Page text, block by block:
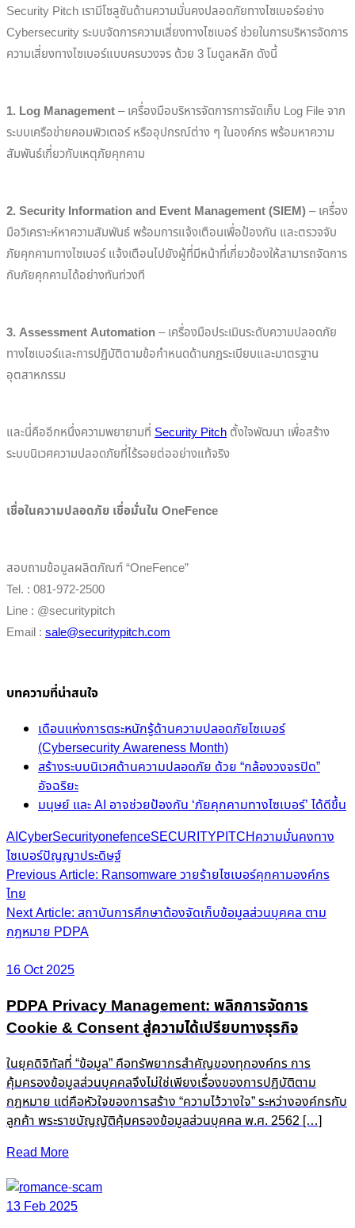
Security Pitch เรามีโซลูชันด้านความมั่นคงปลอดภัยทางไซเบอร์อย่าง
Cybersecurity ระบบจัดการความเสี่ยงทางไซเบอร์ ช่วยในการบริหารจัดการ
ความเสี่ยงทางไซเบอร์แบบครบวงจร ด้วย 3 โมดูลหลัก ดังนี้
1. Log Management– เครื่องมือบริหารจัดการการจัดเก็บ Log File จาก
ระบบเครือข่ายคอมพิวเตอร์ หรืออุปกรณ์ต่าง ๆ ในองค์กร พร้อมหาความ
สัมพันธ์เกี่ยวกับเหตุภัยคุกคาม
2. Security Information and Event Management (SIEM)– เครื่อง
มือวิเคราะห์หาความสัมพันธ์ พร้อมการแจ้งเตือนเพื่อป้องกัน และตรวจจับ
ภัยคุกคามทางไซเบอร์ แจ้งเตือนไปยังผู้ที่มีหน้าที่เกี่ยวข้องให้สามารถจัดการ
กับภัยคุกคามได้อย่างทันท่วงที
3. Assessment Automation– เครื่องมือประเมินระดับความปลอดภัย
ทางไซเบอร์และการปฏิบัติตามข้อกำหนดด้านกฎระเบียบและมาตรฐาน
อุตสาหกรรม
และนี่คืออีกหนึ่งความพยายามที่ Security Pitch ตั้งใจพัฒนา เพื่อสร้าง
ระบบนิเวศความปลอดภัยที่ไร้รอยต่ออย่างแท้จริง
เชื่อในความปลอดภัย เชื่อมั่นใน OneFence
สอบถามข้อมูลผลิตภัณฑ์ “OneFence”
Tel. : 081-972-2500
Line : @securitypitch
Email : sale@securitypitch.com
บทความที่น่าสนใจ
เดือนแห่งการตระหนักรู้ด้านความปลอดภัยไซเบอร์
(Cybersecurity Awareness Month)
สร้างระบบนิเวศด้านความปลอดภัย ด้วย “กล้องวงจรปิด”
อัจฉริยะ
มนุษย์ และ AI อาจช่วยป้องกัน ‘ภัยคุกคามทางไซเบอร์’ ได้ดีขึ้น
AICyberSecurityonefenceSECURITYPITCHความมั่นคงทาง
ไซเบอร์ปัญญาประดิษฐ์
Post
navigation
Previous Article: Ransomware วายร้ายไซเบอร์คุกคามองค์กร
ไทย
Next Article: สถาบันการศึกษาต้องจัดเก็บข้อมูลส่วนบุคคล ตาม
กฎหมาย PDPA
16 Oct 2025
PDPA Privacy Management: พลิกการจัดการ
Cookie & Consent สู่ความได้เปรียบทางธุรกิจ
ในยุคดิจิทัลที่ “ข้อมูล” คือทรัพยากรสำคัญของทุกองค์กร การ
คุ้มครองข้อมูลส่วนบุคคลจึงไม่ใช่เพียงเรื่องของการปฏิบัติตาม
กฎหมาย แต่คือหัวใจของการสร้าง “ความไว้วางใจ” ระหว่างองค์กรกับ
ลูกค้า พระราชบัญญัติคุ้มครองข้อมูลส่วนบุคคล พ.ศ. 2562 […]
Read More
13 Feb 2025